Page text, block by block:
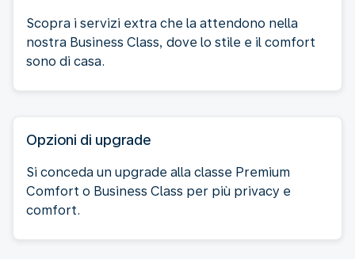
Scopra i servizi extra che la attendono nella
nostra Business Class, dove lo stile e il comfort
sono di casa.
Opzioni di upgrade
Si conceda un upgrade alla classe Premium
Comfort o Business Class per più privacy e
comfort.